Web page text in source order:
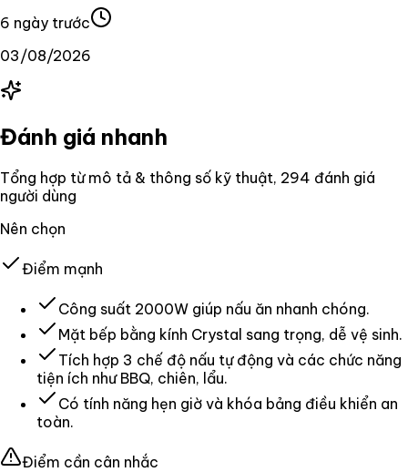
6 ngày trước
03/08/2026
Đánh giá nhanh
Tổng hợp từ mô tả & thông số kỹ thuật, 294 đánh giá
người dùng
Nên chọn
Điểm mạnh
Công suất 2000W giúp nấu ăn nhanh chóng.
Mặt bếp bằng kính Crystal sang trọng, dễ vệ sinh.
Tích hợp 3 chế độ nấu tự động và các chức năng
tiện ích như BBQ, chiên, lẩu.
Có tính năng hẹn giờ và khóa bảng điều khiển an
toàn.
Điểm cần cân nhắc